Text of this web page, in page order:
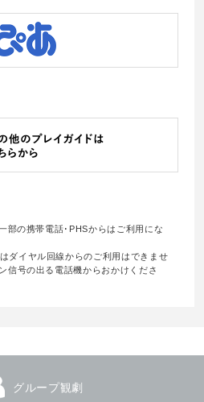
部の携帯電話･PHSからはご利用にな
ダイヤル回線からのご利用はできませ
信号の出る電話機からおかけくださ
グループ観劇